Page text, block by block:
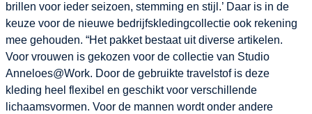
brillen voor ieder seizoen, stemming en stijl.’ Daar is in de
keuze voor de nieuwe bedrijfskledingcollectie ook rekening
mee gehouden. “Het pakket bestaat uit diverse artikelen.
Voor vrouwen is gekozen voor de collectie van Studio
Anneloes@Work. Door de gebruikte travelstof is deze
kleding heel flexibel en geschikt voor verschillende
lichaamsvormen. Voor de mannen wordt onder andere